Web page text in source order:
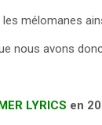
mélomanes
nous avons
LYRICS en